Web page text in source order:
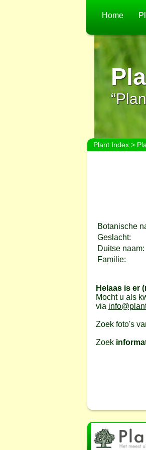
Home
Plant Index>
Botanische
Geslacht:
Duitse naam:
Familie:
Helaas is er
Mocht u als
via
Zoek foto's
Zoek